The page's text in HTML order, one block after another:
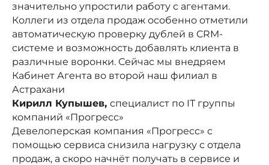
значительно упростили работу с агентами.
Коллеги из отдела продаж особенно отметили
автоматическую проверку дублей в CRM-
системе и возможность добавлять клиента в
различные воронки. Сейчас мы внедряем
Кабинет Агента во второй наш филиал в
Астрахани
Кирилл Купышев, специалист по IT группы
компаний «Прогресс»
Девелоперская компания «Прогресс» с
помощью сервиса снизила нагрузку с отдела
продаж, а скоро начнёт получать в сервисе и
Чтобы одним из первых
узнавать о новостях,
исследованиях, кейсах
и интересных фактах о буднях
цифровизации в России и мире
Подпишитесь
на новостную
рассылку о
PropTech